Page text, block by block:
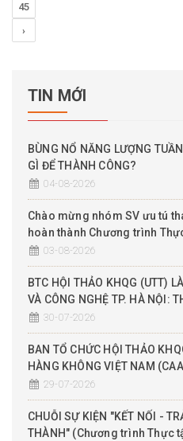
45
›
TIN MỚI
BÙNG NỔ NĂNG LƯỢNG
GÌ ĐỂ THÀNH CÔNG?
04-08-2026
Chào mừng nhóm SV ưu tú
hoàn thành Chương trình
03-08-2026
BTC HỘI THẢO KHQG (UTT)
VÀ CÔNG NGHỆ TP. HÀ NỘI:
30-07-2026
BAN TỔ CHỨC HỘI THẢO
HÀNG KHÔNG VIỆT NAM
29-07-2026
CHUỖI SỰ KIỆN "KẾT NỐI -
THÀNH" (Chương trình Thực